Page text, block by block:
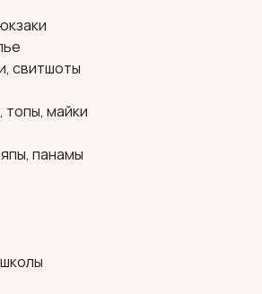
свитшоты
топы, майки
панамы